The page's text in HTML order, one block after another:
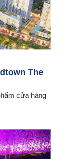
The
cửa hàng